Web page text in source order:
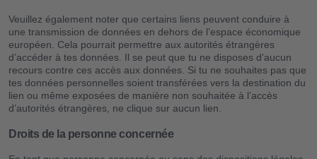
Veuillez également noter que certains liens peuvent conduire à
une transmission de données en dehors de l’espace économique
européen. Cela pourrait permettre aux autorités étrangères
d’accéder à tes données. Il se peut que tu ne disposes d’aucun
recours contre ces accès aux données. Si tu ne souhaites pas que
tes données personnelles soient transférées vers la destination du
lien ou même exposées de manière non souhaitée à l’accès
d’autorités étrangères, ne clique sur aucun lien.
Droits de la personne concernée